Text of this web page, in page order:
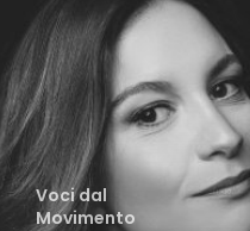
Movimento
–
Intervista
a
Danila
Bavastro
Voci dal
Movimento